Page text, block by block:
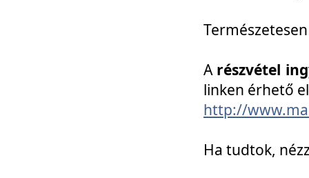
A részvétel
linken érhető
http://
Ha tudtok,